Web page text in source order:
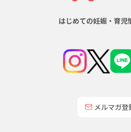
はじめての妊娠・育児
メルマガ登